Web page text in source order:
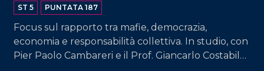
ST 5 PUNTATA 187
Focus sul rapporto tra mafie, democrazia,
economia e responsabilità collettiva. In studio, con
Pier Paolo Cambareri e il Prof. Giancarlo Costabile,
VAI AL TITOLO